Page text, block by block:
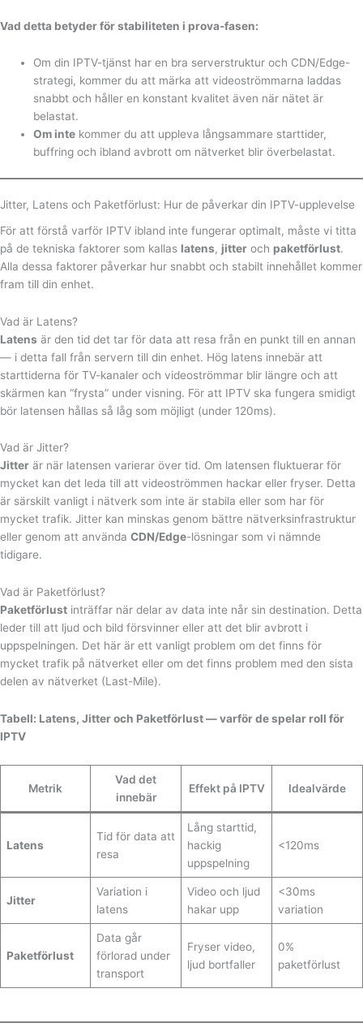
Vad detta betyder för stabiliteten i prova-fasen:
Om din IPTV-tjänst har en bra serverstruktur och CDN/Edge-
strategi, kommer du att märka att videoströmmarna laddas
snabbt och håller en konstant kvalitet även när nätet är
belastat.
Om inte kommer du att uppleva långsammare starttider,
buffring och ibland avbrott om nätverket blir överbelastat.
Jitter, Latens och Paketförlust: Hur de påverkar din IPTV-upplevelse
För att förstå varför IPTV ibland inte fungerar optimalt, måste vi titta
på de tekniska faktorer som kallas latens, jitter och paketförlust.
Alla dessa faktorer påverkar hur snabbt och stabilt innehållet kommer
fram till din enhet.
Vad är Latens?
Latens är den tid det tar för data att resa från en punkt till en annan
— i detta fall från servern till din enhet. Hög latens innebär att
starttiderna för TV-kanaler och videoströmmar blir längre och att
skärmen kan “frysta” under visning. För att IPTV ska fungera smidigt
bör latensen hållas så låg som möjligt (under 120ms).
Vad är Jitter?
Jitter är när latensen varierar över tid. Om latensen fluktuerar för
mycket kan det leda till att videoströmmen hackar eller fryser. Detta
är särskilt vanligt i nätverk som inte är stabila eller som har för
mycket trafik. Jitter kan minskas genom bättre nätverksinfrastruktur
eller genom att använda CDN/Edge-lösningar som vi nämnde
tidigare.
Vad är Paketförlust?
Paketförlust inträffar när delar av data inte når sin destination. Detta
leder till att ljud och bild försvinner eller att det blir avbrott i
uppspelningen. Det här är ett vanligt problem om det finns för
mycket trafik på nätverket eller om det finns problem med den sista
delen av nätverket (Last-Mile).
Tabell: Latens, Jitter och Paketförlust — varför de spelar roll för
IPTV
Metrik
Vad det
innebär
Effekt på IPTV Idealvärde
Latens
Tid för data att
resa
Lång starttid,
hackig
uppspelning
<120ms
Jitter
Variation i
latens
Video och ljud
hakar upp
<30ms
variation
Paketförlust
Data går
förlorad under
transport
Fryser video,
ljud bortfaller
0%
paketförlust